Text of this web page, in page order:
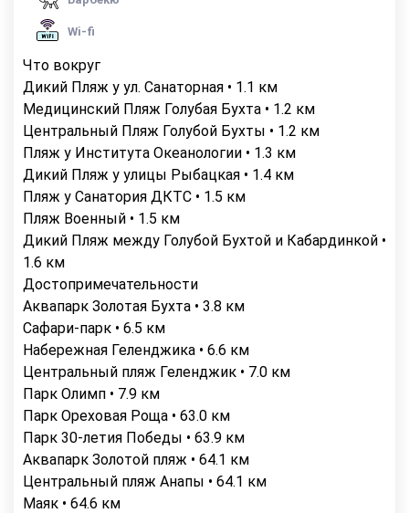
Wi-fi
Что вокруг
Дикий Пляж у ул. Санаторная • 1.1 км
Медицинский Пляж Голубая Бухта • 1.2 км
Центральный Пляж Голубой Бухты • 1.2 км
Пляж у Института Океанологии • 1.3 км
Дикий Пляж у улицы Рыбацкая • 1.4 км
Пляж у Санатория ДКТС • 1.5 км
Пляж Военный • 1.5 км
Дикий Пляж между Голубой Бухтой и Кабардинкой •
1.6 км
Достопримечательности
Аквапарк Золотая Бухта • 3.8 км
Сафари-парк • 6.5 км
Набережная Геленджика • 6.6 км
Центральный пляж Геленджик • 7.0 км
Парк Олимп • 7.9 км
Парк Ореховая Роща • 63.0 км
Парк 30-летия Победы • 63.9 км
Аквапарк Золотой пляж • 64.1 км
Центральный пляж Анапы • 64.1 км
Маяк • 64.6 км